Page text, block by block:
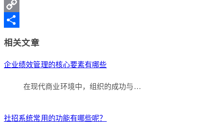
Weibo
LinkedIn
Copy
相关文章
企业绩效管理的核心要素有哪些
在现代商业环境中，组织的成功与…
社招系统常用的功能有哪些呢？